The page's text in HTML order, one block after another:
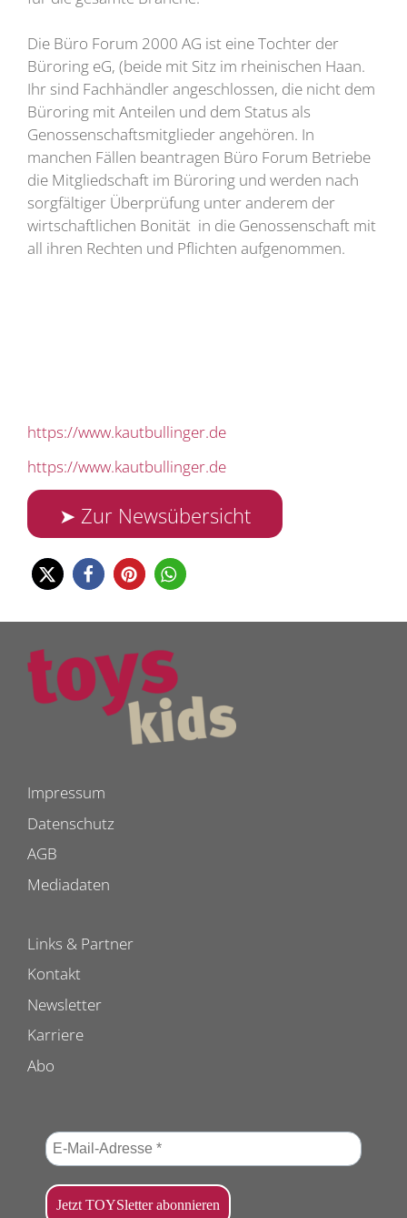
Die Büro Forum 2000 AG ist eine Tochter der
Büroring eG, (beide mit Sitz im rheinischen Haan.
Ihr sind Fachhändler angeschlossen, die nicht dem
Büroring mit Anteilen und dem Status als
Genossenschaftsmitglieder angehören. In
manchen Fällen beantragen Büro Forum Betriebe
die Mitgliedschaft im Büroring und werden nach
sorgfältiger Überprüfung unter anderem der
wirtschaftlichen Bonität in die Genossenschaft mit
all ihren Rechten und Pflichten aufgenommen.
https://www.kautbullinger.de
https://www.kautbullinger.de
➤ Zur Newsübersicht
Impressum
Datenschutz
AGB
Mediadaten
Links & Partner
Kontakt
Newsletter
Karriere
Abo